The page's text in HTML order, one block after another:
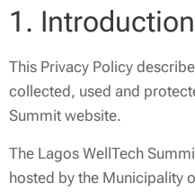
1. Introduction
This Privacy Policy
collected, used and
Summit website.
The Lagos WellTech
hosted by the Municipality